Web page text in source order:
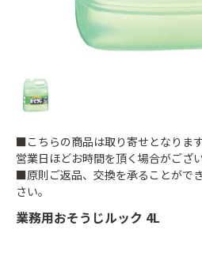
業務用おそうじルック 4L
■こちらの商品は取り寄せとなりま
営業日ほどお時間を頂く場合がござい
■原則ご返品、交換を承ることがで
さい。